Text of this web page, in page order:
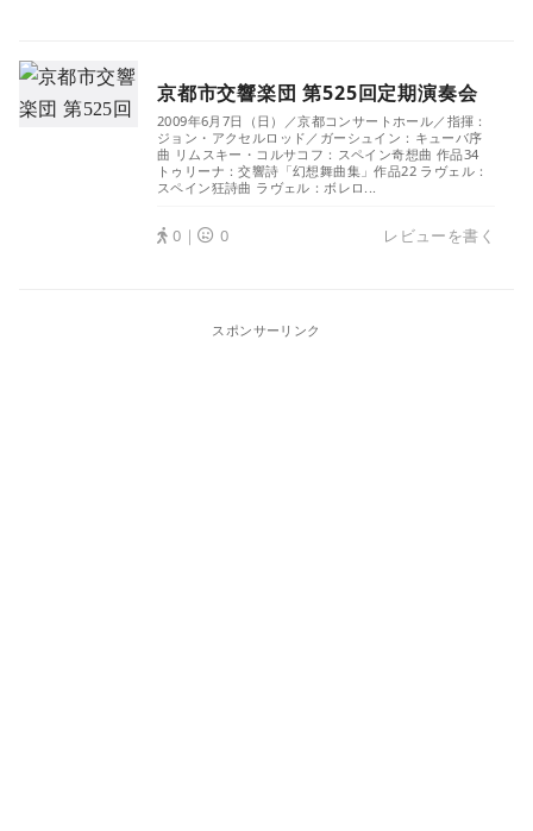
京都市交響楽団 第525回定期演奏会
2009年6月7日（日）／京都コンサートホール／指揮：
ジョン・アクセルロッド／ガーシュイン：キューバ序
曲 リムスキー・コルサコフ：スペイン奇想曲 作品34
トゥリーナ：交響詩「幻想舞曲集」作品22 ラヴェル：
スペイン狂詩曲 ラヴェル：ボレロ...
0｜ 0 レビューを書く
スポンサーリンク